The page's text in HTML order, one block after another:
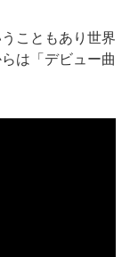
こともあり世界
は「デビュー曲